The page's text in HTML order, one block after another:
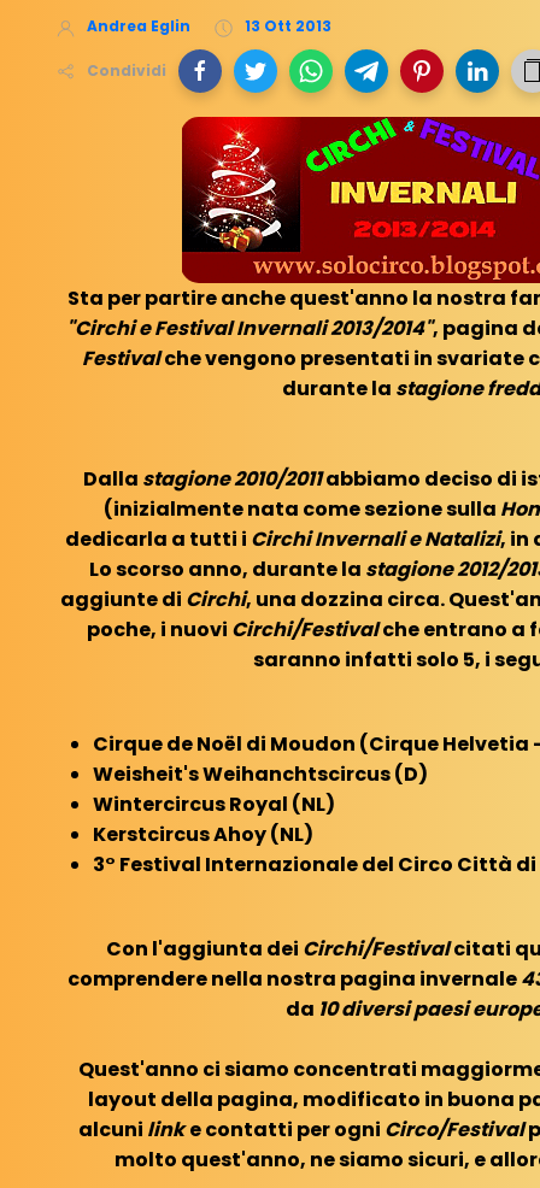
Andrea Eglin 13 Ott 2013
Condividi
Sta per partire anche quest'anno la nostra
"Circhi e Festival Invernali 2013/2014", pagina
Festivalche vengono presentati in svariate
durante la stagione
Dalla stagione 2010/2011abbiamo deciso di
(inizialmente nata come sezione sulla
dedicarla a tutti i Circhi Invernali e Natalizi, in
Lo scorso anno, durante la stagione 2012/
aggiunte di Circhi, una dozzina circa.
poche, i nuovi Circhi/Festivalche entrano a
saranno infatti solo 5, i
Cirque de Noël di Moudon (Cirque Helvetia
Weisheit's Weihanchtscircus (D)
Wintercircus Royal (NL)
Kerstcircus Ahoy (NL)
3° Festival Internazionale del Circo Città di
Con l'aggiunta dei Circhi/Festivalcitati
comprendere nella nostra pagina invernale
da 10 diversi paesi
Quest'anno ci siamo concentrati
layout della pagina, modificato in buona
alcuni link e contatti per ogni Circo/Festival
molto quest'anno, ne siamo sicuri, e